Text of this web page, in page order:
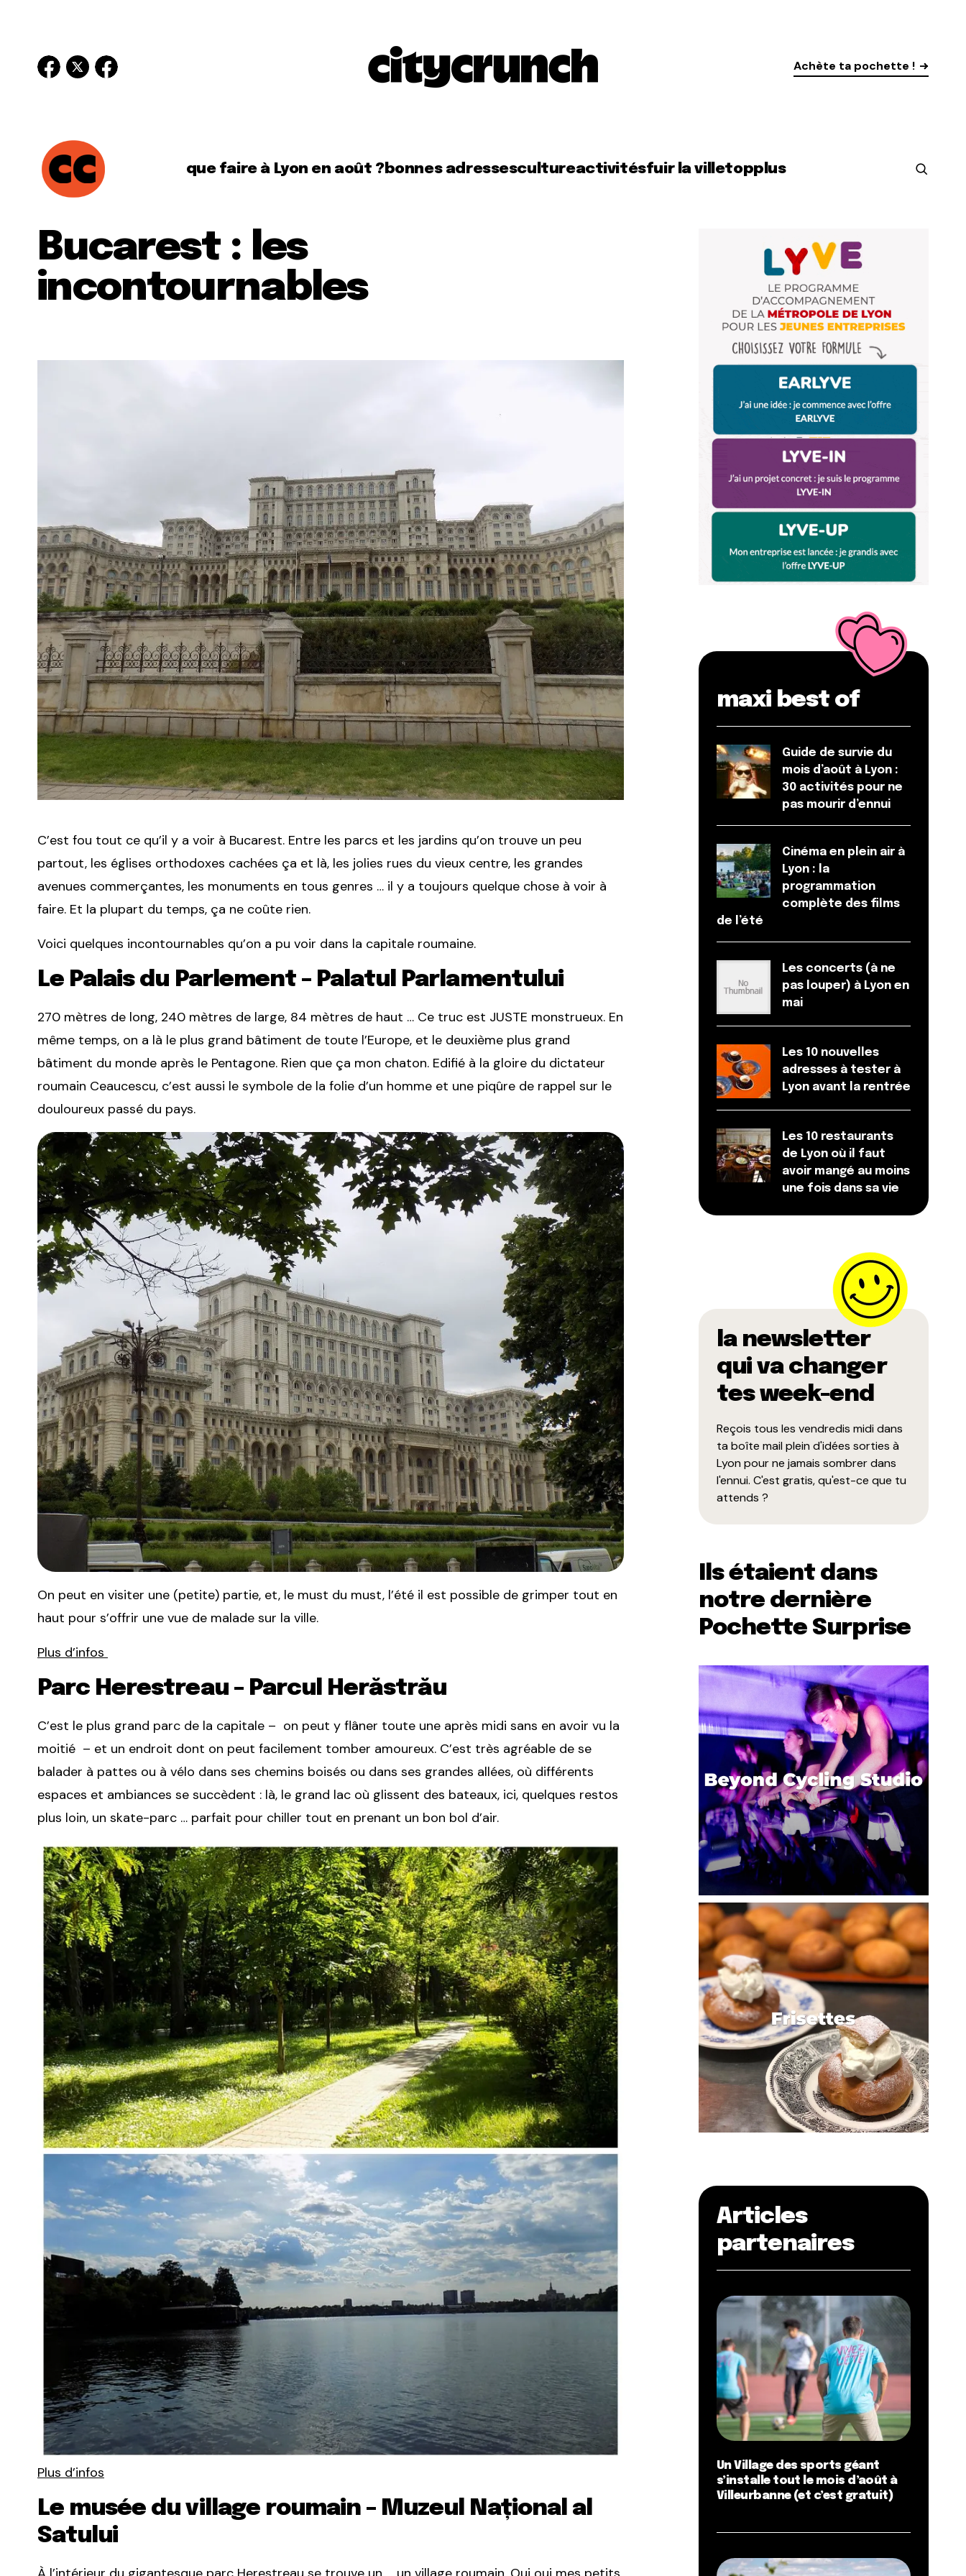
Achète ta pochette !
que faire à Lyon en août ?bonnes adressescultureactivitésfuir la villetopplus
Bucarest : les
incontournables
C’est fou tout ce qu’il y a voir à Bucarest. Entre les parcs et les jardins qu’on trouve un peu
partout, les églises orthodoxes cachées ça et là, les jolies rues du vieux centre, les grandes
avenues commerçantes, les monuments en tous genres … il y a toujours quelque chose à voir à
faire. Et la plupart du temps, ça ne coûte rien.
Voici quelques incontournables qu’on a pu voir dans la capitale roumaine.
Le Palais du Parlement – Palatul Parlamentului
270 mètres de long, 240 mètres de large, 84 mètres de haut … Ce truc est JUSTE monstrueux. En
même temps, on a là le plus grand bâtiment de toute l’Europe, et le deuxième plus grand
bâtiment du monde après le Pentagone. Rien que ça mon chaton. Edifié à la gloire du dictateur
roumain Ceaucescu, c’est aussi le symbole de la folie d’un homme et une piqûre de rappel sur le
douloureux passé du pays.
On peut en visiter une (petite) partie, et, le must du must, l’été il est possible de grimper tout en
haut pour s’offrir une vue de malade sur la ville.
Plus d’infos
Parc Herestreau – Parcul Herăstrău
C’est le plus grand parc de la capitale – on peut y flâner toute une après midi sans en avoir vu la
moitié – et un endroit dont on peut facilement tomber amoureux. C’est très agréable de se
balader à pattes ou à vélo dans ses chemins boisés ou dans ses grandes allées, où différents
espaces et ambiances se succèdent : là, le grand lac où glissent des bateaux, ici, quelques restos
plus loin, un skate-parc … parfait pour chiller tout en prenant un bon bol d’air.
Plus d’infos
Le musée du village roumain – Muzeul Național al
Satului
maxi best of
Guide de survie du
mois d’août à Lyon :
30 activités pour ne
pas mourir d’ennui
Cinéma en plein air à
Lyon : la
programmation
complète des films
de l’été
Les concerts (à ne
pas louper) à Lyon en
mai
Les 10 nouvelles
adresses à tester à
Lyon avant la rentrée
Les 10 restaurants
de Lyon où il faut
avoir mangé au moins
une fois dans sa vie
la newsletter
qui va changer
tes week-end
Reçois tous les vendredis midi dans
ta boîte mail plein d'idées sorties à
Lyon pour ne jamais sombrer dans
l'ennui. C'est gratis, qu'est-ce que tu
attends ?
Ils étaient dans
notre dernière
Pochette Surprise
Articles
partenaires
Un Village des sports géant
s’installe tout le mois d’août à
Villeurbanne (et c’est gratuit)